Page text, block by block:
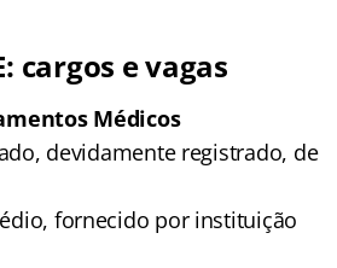
cargos e vagas
Médicos
devidamente registrado, de
fornecido por instituição